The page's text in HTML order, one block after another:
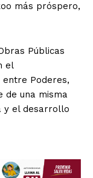
más próspero,
Públicas
el
Poderes,
de una misma
y el desarrollo